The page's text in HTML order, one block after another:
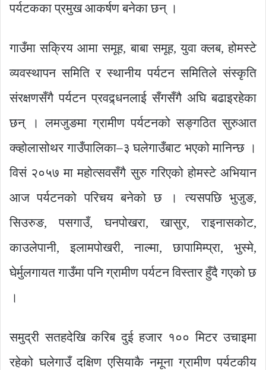
पर्यटकका प्रमुख आकर्षण बनेका छन् ।
गाउँमा सक्रिय आमा समूह, बाबा समूह, युवा क्लब, होमस्टे
व्यवस्थापन समिति र स्थानीय पर्यटन समितिले संस्कृति
संरक्षणसँगै पर्यटन प्रवद्र्धनलाई सँगसँगै अघि बढाइरहेका
छन् । लमजुङमा ग्रामीण पर्यटनको सङ्गठित सुरुआत
क्व्होलासोथर गाउँपालिका–३ घलेगाउँबाट भएको मानिन्छ ।
विसं २०५७ मा महोत्सवसँगै सुरु गरिएको होमस्टे अभियान
आज पर्यटनको परिचय बनेको छ । त्यसपछि भुजुङ,
सिउरुङ, पसगाउँ, घनपोखरा, खासुर, राइनासकोट,
काउलेपानी, इलामपोखरी, नाल्मा, छापामिम्प्रा, भुस्मे,
घेर्मुलगायत गाउँमा पनि ग्रामीण पर्यटन विस्तार हुँदै गएको छ
।
समुद्री सतहदेखि करिब दुई हजार १०० मिटर उचाइमा
रहेको घलेगाउँ दक्षिण एसियाकै नमूना ग्रामीण पर्यटकीय